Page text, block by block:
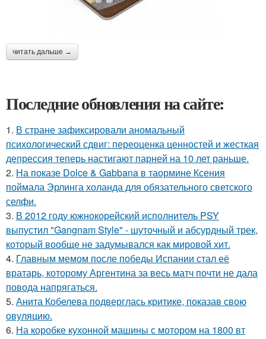
читать дальше →
Последние обновления на сайте:
1. В стране зафиксировали аномальный
психологический сдвиг: переоценка ценностей и жесткая
депрессия теперь настигают парней на 10 лет раньше.
2. На показе Dolce & Gabbana в таормине Ксения
поймала Эрлинга холанда для обязательного светского
селфи.
3. В 2012 году южнокорейский исполнитель PSY
выпустил "Gangnam Style" - шуточный и абсурдный трек,
который вообще не задумывался как мировой хит.
4. Главным мемом после победы Испании стал её
вратарь, которому Аргентина за весь матч почти не дала
повода напрягаться.
5. Анита Кобелева подверглась критике, показав свою
овуляцию.
6. На коробке кухонной машины с мотором на 1800 вт